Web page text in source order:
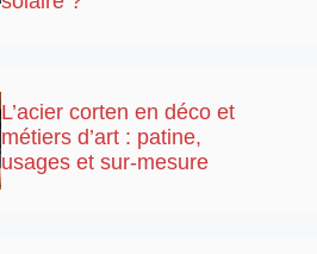
L’acier corten en déco et
métiers d’art : patine,
usages et sur-mesure